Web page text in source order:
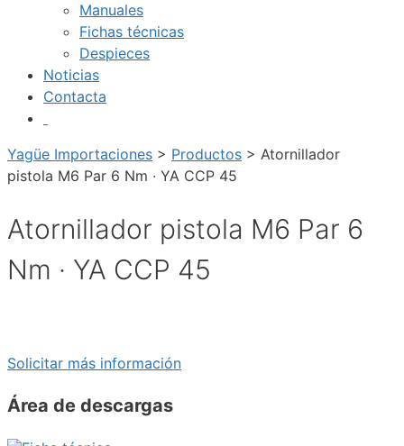
Manuales
Fichas técnicas
Despieces
Noticias
Contacta
Yagüe Importaciones > Productos > Atornillador
pistola M6 Par 6 Nm · YA CCP 45
Atornillador pistola M6 Par 6
Nm · YA CCP 45
Solicitar más información
Área de descargas